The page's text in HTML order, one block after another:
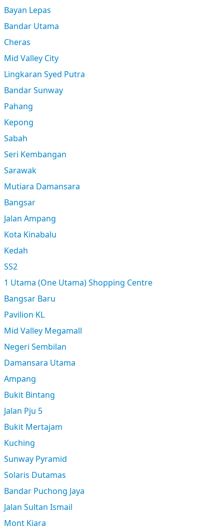
Bayan Lepas
Bandar Utama
Cheras
Mid Valley City
Lingkaran Syed Putra
Bandar Sunway
Pahang
Kepong
Sabah
Seri Kembangan
Sarawak
Mutiara Damansara
Bangsar
Jalan Ampang
Kota Kinabalu
Kedah
SS2
1 Utama (One Utama) Shopping Centre
Bangsar Baru
Pavilion KL
Mid Valley Megamall
Negeri Sembilan
Damansara Utama
Ampang
Bukit Bintang
Jalan Pju 5
Bukit Mertajam
Kuching
Sunway Pyramid
Solaris Dutamas
Bandar Puchong Jaya
Jalan Sultan Ismail
Mont Kiara